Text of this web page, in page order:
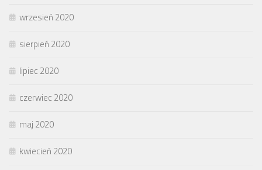
wrzesień 2020
sierpień 2020
lipiec 2020
czerwiec 2020
maj 2020
kwiecień 2020